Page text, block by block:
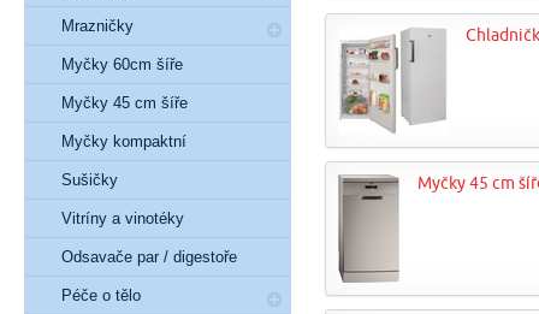
Myčky 45 cm
Mrazničky
Myčky 60cm šíře
Myčky 45 cm šíře
Myčky kompaktní
Sušičky
Vitríny a vinotéky
Odsavače par / digestoře
Péče o tělo